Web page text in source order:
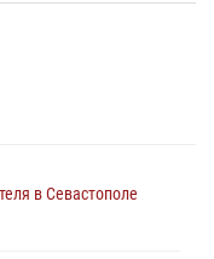
в Севастополе